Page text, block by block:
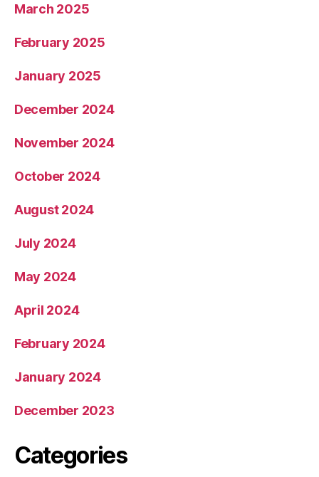
March 2025
February 2025
January 2025
December 2024
November 2024
October 2024
August 2024
July 2024
May 2024
April 2024
February 2024
January 2024
December 2023
Categories